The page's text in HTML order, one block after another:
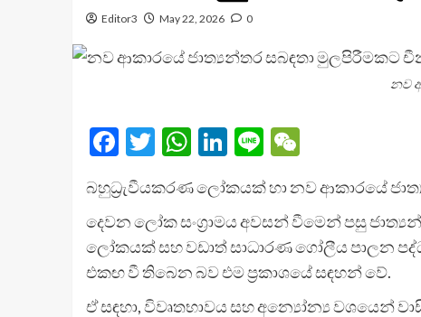
Editor3 May 22, 2026 0
නව
Facebook
Twitter
WhatsApp
LinkedIn
LineWeChat
බහුධ්‍රැවීයකරණ ලෝකයක් හා නව ආකාරයේ
දෙවන ලෝක සංග්‍රාමය අවසන් වීමෙන් පසු
ලෝකයක් සහ වඩාත් සාධාරණ ගෝලීය පාලන
එකඟ වී තිබෙන බව එම ප්‍රකාශයේ සඳහන් වේ.
ඒ සඳහා, විවෘතභාවය සහ අන්‍යෝන්‍ය වශයෙන්